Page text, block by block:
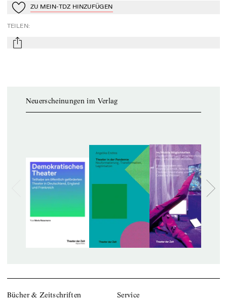
Zu Mein-TdZ hinzufügen
ZU MEIN-TDZ HINZUFÜGEN
TEILEN:
mail
Neuerscheinungen im Verlag
Bücher & Zeitschriften Service